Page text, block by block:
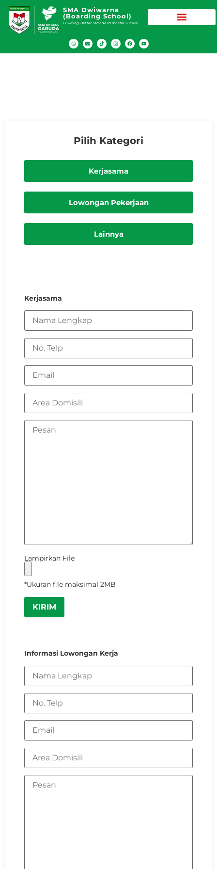
SMA Dwiwarna
(Boarding School)
Building Better Standard for the Future
Pilih Kategori
Kerjasama
Lowongan Pekerjaan
Lainnya
Kerjasama
Lampirkan File
*Ukuran file maksimal 2MB
Informasi Lowongan Kerja